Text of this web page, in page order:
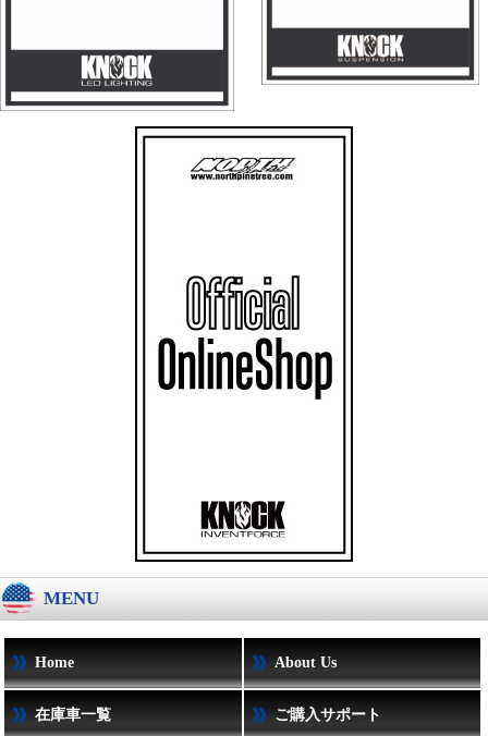
MENU
Home About Us
在庫車一覧 ご購入サポート